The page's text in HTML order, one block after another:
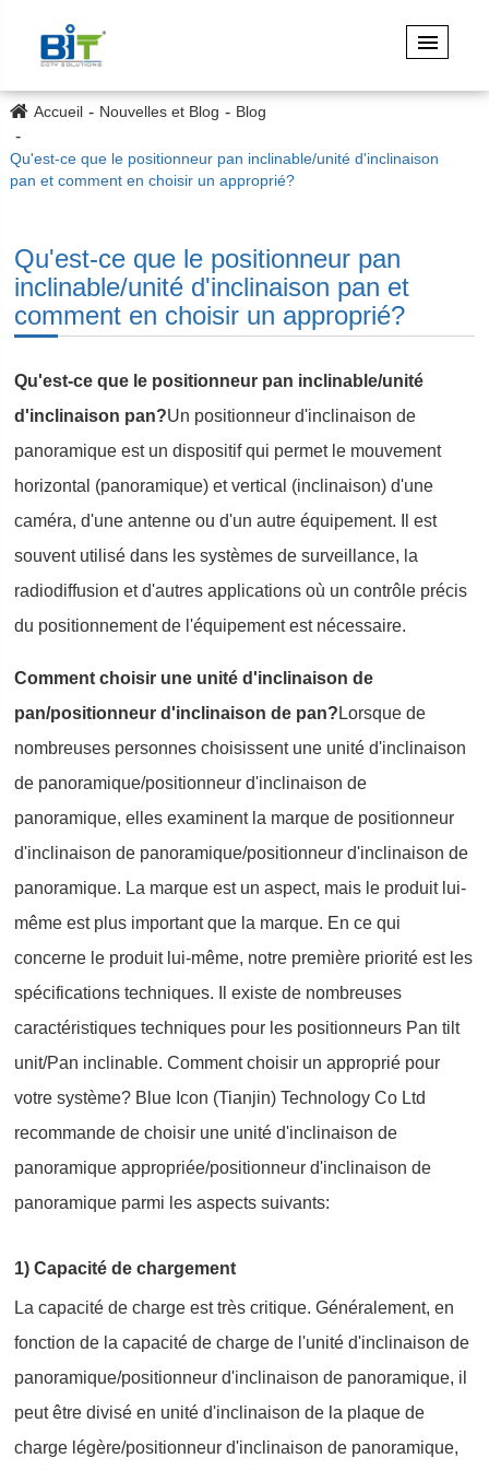
Accueil Nouvelles et Blog Blog
Qu'est-ce que le positionneur pan inclinable/unité d'inclinaison
pan et comment en choisir un approprié?
Qu'est-ce que le positionneur pan
inclinable/unité d'inclinaison pan et
comment en choisir un approprié?
Qu'est-ce que le positionneur pan inclinable/unité
d'inclinaison pan?Un positionneur d'inclinaison de
panoramique est un dispositif qui permet le mouvement
horizontal (panoramique) et vertical (inclinaison) d'une
caméra, d'une antenne ou d'un autre équipement. Il est
souvent utilisé dans les systèmes de surveillance, la
radiodiffusion et d'autres applications où un contrôle précis
du positionnement de l'équipement est nécessaire.
Comment choisir une unité d'inclinaison de
pan/positionneur d'inclinaison de pan? Lorsque de
nombreuses personnes choisissent une unité d'inclinaison
de panoramique/positionneur d'inclinaison de
panoramique, elles examinent la marque de positionneur
d'inclinaison de panoramique/positionneur d'inclinaison de
panoramique. La marque est un aspect, mais le produit lui-
même est plus important que la marque. En ce qui
concerne le produit lui-même, notre première priorité est les
spécifications techniques. Il existe de nombreuses
caractéristiques techniques pour les positionneurs Pan tilt
unit/Pan inclinable. Comment choisir un approprié pour
votre système? Blue Icon (Tianjin) Technology Co Ltd
recommande de choisir une unité d'inclinaison de
panoramique appropriée/positionneur d'inclinaison de
panoramique parmi les aspects suivants:
1) Capacité de chargement
La capacité de charge est très critique. Généralement, en
fonction de la capacité de charge de l'unité d'inclinaison de
panoramique/positionneur d'inclinaison de panoramique, il
peut être divisé en unité d'inclinaison de la plaque de
charge légère/positionneur d'inclinaison de panoramique,